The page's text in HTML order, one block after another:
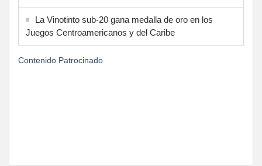
La Vinotinto sub-20 gana medalla de oro en los
Juegos Centroamericanos y del Caribe
Contenido Patrocinado